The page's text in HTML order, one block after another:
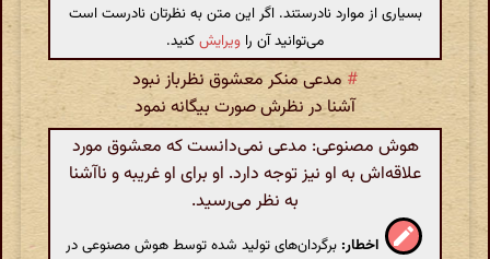
بسیاری از موارد نادرستند. اگر این متن به نظرتان نادرست است
می‌توانید آن را ویرایشکنید.
# مدعی منکر معشوق نظرباز نبود
آشنا در نظرش صورت بیگانه نمود
هوش مصنوعی: مدعی نمی‌دانست که معشوق مورد
علاقه‌اش به او نیز توجه دارد. او برای او غریبه و ناآشنا
به نظر می‌رسید.
اخطار: برگردان‌های تولید شده توسط هوش مصنوعی در